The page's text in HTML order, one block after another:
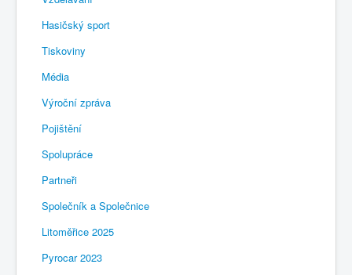
Hasičský sport
Tiskoviny
Média
Výroční zpráva
Pojištění
Spolupráce
Partneři
Společník a Společnice
Litoměřice 2025
Pyrocar 2023